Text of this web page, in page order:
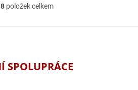
O
l
c
položek celkem
SPOLUPRÁCE